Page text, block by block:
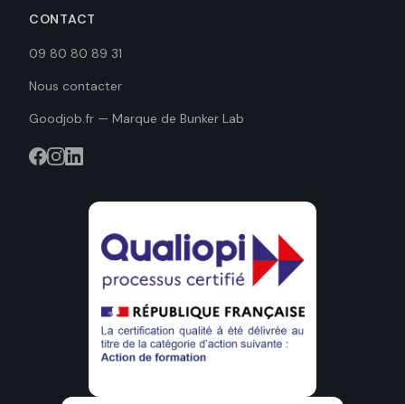
CONTACT
09 80 80 89 31
Nous contacter
Goodjob.fr — Marque de Bunker Lab